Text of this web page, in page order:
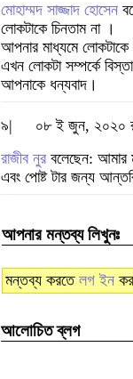
মোহাম্মদ সাজ্জাদ হোসেন
লোকটাকে চিনতাম না ।
আপনার মাধ্যমে লোকটাকে
এখন লোকটা সম্পর্কে
আপনাকে ধন্যবাদ।
৯|
০৮ ই জুন, ২০২০
রাজীব নুর বলেছেন: আমার
এবং পোষ্ট টার জন্য
আপনার মন্তব্য লিখুনঃ
মন্তব্য করতে লগ ইন
আলোচিত ব্লগ